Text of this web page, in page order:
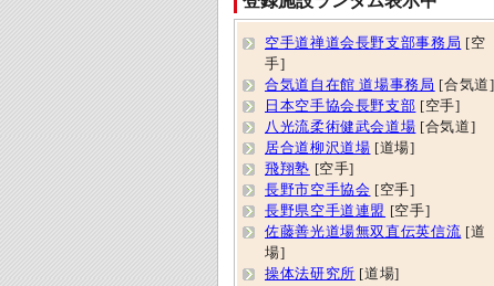
空手道禅道会長野支部事務局 [空
手]
合気道自在館 道場事務局 [合気道]
日本空手協会長野支部 [空手]
八光流柔術健武会道場 [合気道]
居合道柳沢道場 [道場]
飛翔塾 [空手]
長野市空手協会 [空手]
長野県空手道連盟 [空手]
佐藤善光道場無双直伝英信流 [道
場]
操体法研究所 [道場]